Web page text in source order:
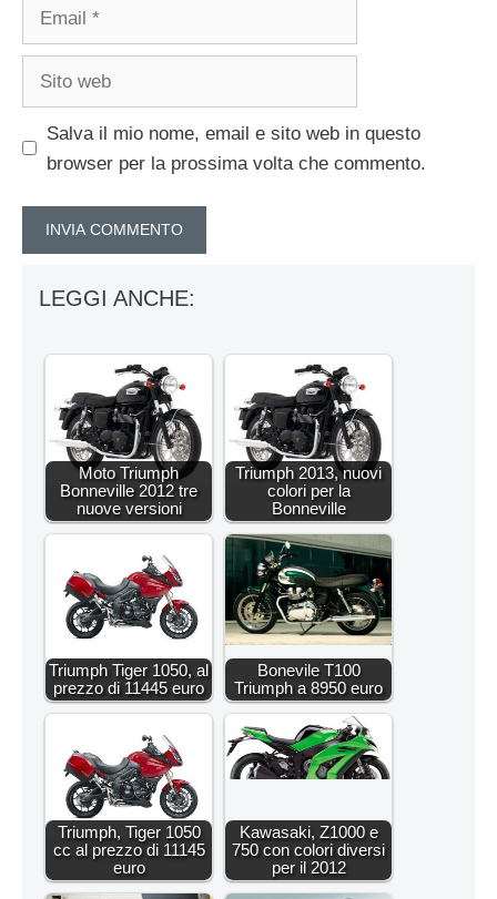
Salva il mio nome, email e sito web in questo
browser per la prossima volta che commento.
LEGGI ANCHE:
Moto Triumph
Bonneville 2012 tre
nuove versioni
Triumph 2013, nuovi
colori per la
Bonneville
Triumph Tiger 1050, al
prezzo di 11445 euro
Bonevile T100
Triumph a 8950 euro
Triumph, Tiger 1050
cc al prezzo di 11145
euro
Kawasaki, Z1000 e
750 con colori diversi
per il 2012